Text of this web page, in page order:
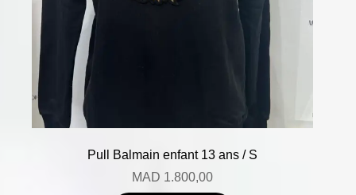
Pull Balmain enfant 13 ans / S
MAD 1.800,00